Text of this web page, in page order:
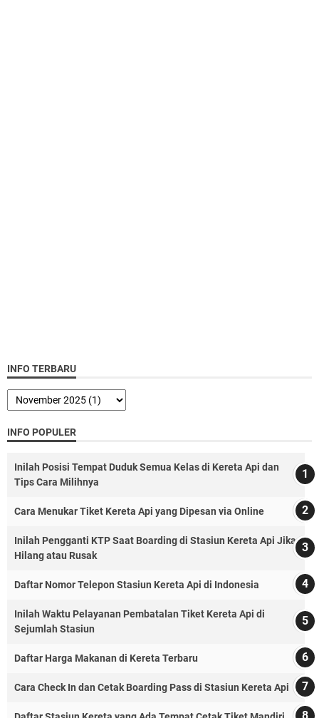
INFO TERBARU
INFO POPULER
Inilah Posisi Tempat Duduk Semua Kelas di Kereta Api dan
Tips Cara Milihnya
Cara Menukar Tiket Kereta Api yang Dipesan via Online
Inilah Pengganti KTP Saat Boarding di Stasiun Kereta Api Jika
Hilang atau Rusak
Daftar Nomor Telepon Stasiun Kereta Api di Indonesia
Inilah Waktu Pelayanan Pembatalan Tiket Kereta Api di
Sejumlah Stasiun
Daftar Harga Makanan di Kereta Terbaru
Cara Check In dan Cetak Boarding Pass di Stasiun Kereta Api